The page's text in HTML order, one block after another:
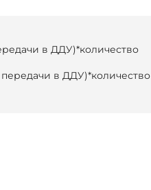
в ДДУ)*количество
в ДДУ)*количество